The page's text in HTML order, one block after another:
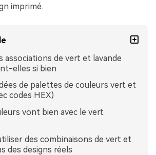
imprimé.
associations de vert et lavande
elles si bien
de palettes de couleurs vert et
codes HEX)
vont bien avec le vert
des combinaisons de vert et
des designs réels